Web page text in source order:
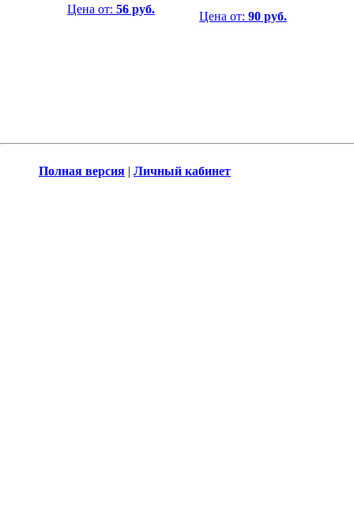
Цена от: 56 руб.
Цена от: 90 руб.
Полная версия | Личный кабинет